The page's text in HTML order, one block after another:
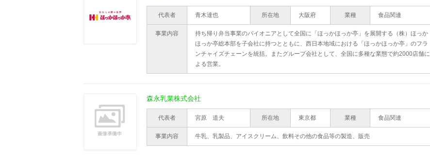
代表者 青木達也 所在地 大阪府 業種 食品関連
事業内容
持ち帰り弁当事業のパイオニアとして全国に「ほっかほっか亭」を展開する（株）ほっか
ほっか亭総本部を子会社に持つとともに、西日本地域における「ほっかほっか亭」のフラ
ンチャイズチェーンを統括。またグループ会社として、全国に多種な業態で約2000店舗に
よる営業。
森永乳業株式会社
代表者 宮原 道夫 所在地 東京都 業種 食品関連
事業内容 牛乳、乳製品、アイスクリーム、飲料その他の食品等の製造、販売